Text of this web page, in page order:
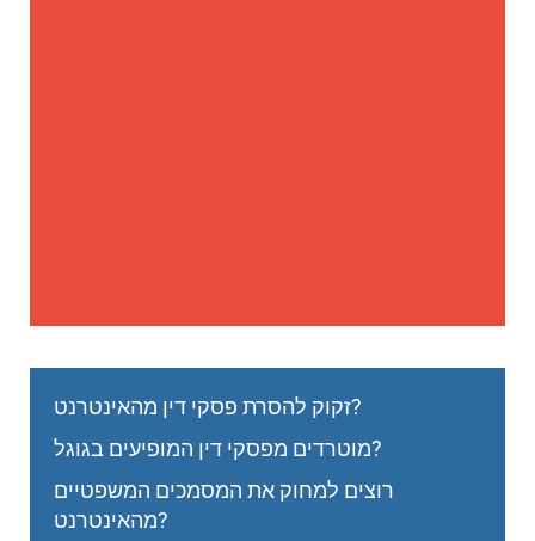
זקוק להסרת פסקי דין מהאינטרנט?
מוטרדים מפסקי דין המופיעים בגוגל?
רוצים למחוק את המסמכים המשפטיים
מהאינטרנט?